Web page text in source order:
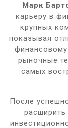
Марк
карьеру в
крупных
показывая
рыночные
самых
После
расширить